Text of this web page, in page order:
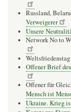
Russland,
Verweigerer
Unsere
Network No to
Weltsfriedenstag
Offener Brief
Offener für
Mensch ist
Ukraine. Krieg